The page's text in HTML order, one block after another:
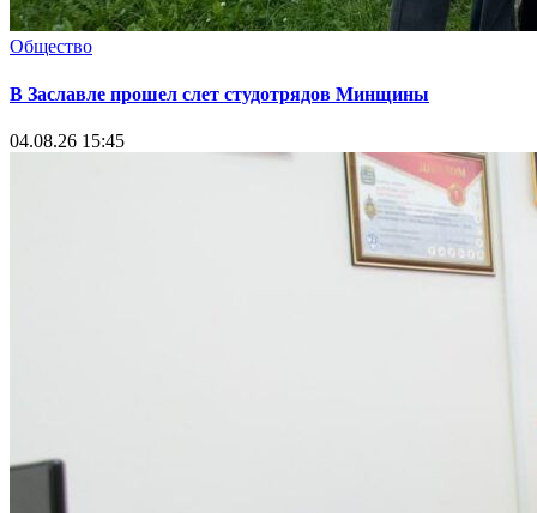
Общество
В Заславле прошел слет студотрядов Минщины
04.08.26 15:45